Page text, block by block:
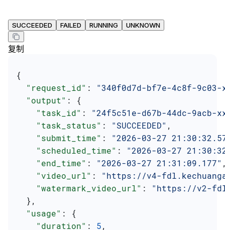
SUCCEEDED FAILED RUNNING UNKNOWN
复制
{
  "request_id"
: "340f0d7d-bf7e-4c8f-9c03-
  "output"
: {
    "task_id"
: "24f5c51e-d67b-44dc-9acb-
    "task_status"
: "SUCCEEDED" ,
    "submit_time"
: "2026-03-27
    "scheduled_time"
: "2026-03-27
    "end_time"
: "2026-03-27 21:31:09.177"
    "video_url"
: "https://v4-
    "watermark_video_url"
: "https://v2-
  },
  "usage"
: {
    "duration"
: 5,